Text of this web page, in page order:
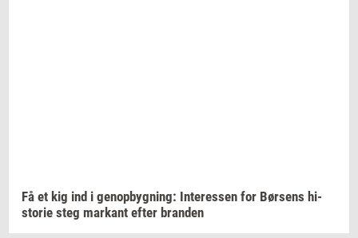
Få et kig ind i genop­byg­ning: In­ter­es­sen for Bør­sens hi­
sto­rie steg mar­kant efter bran­den